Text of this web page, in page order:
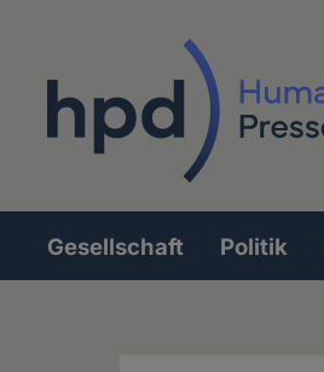
Hauptnavigation
Gesellschaft Politik